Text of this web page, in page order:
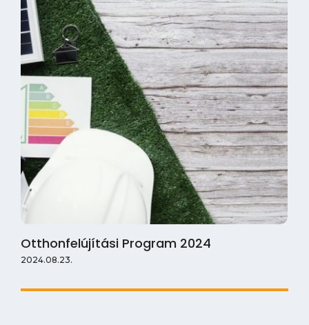
Otthonfelújítási Program 2024
2024.08.23.